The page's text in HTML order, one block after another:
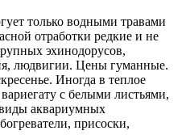
только водными травами
отработки редкие и не
эхинодорусов,
людвигии. Цены гуманные.
Иногда в теплое
с белыми листьями,
аквариумных
присоски,